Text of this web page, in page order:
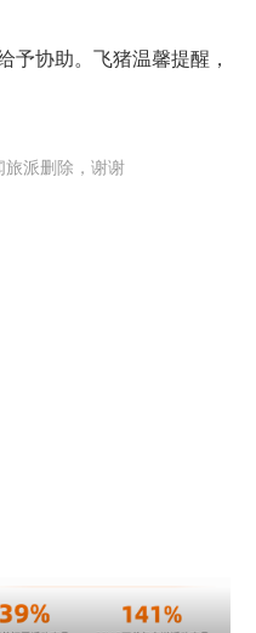
予协助。飞猪温馨提醒，
旅派删除，谢谢